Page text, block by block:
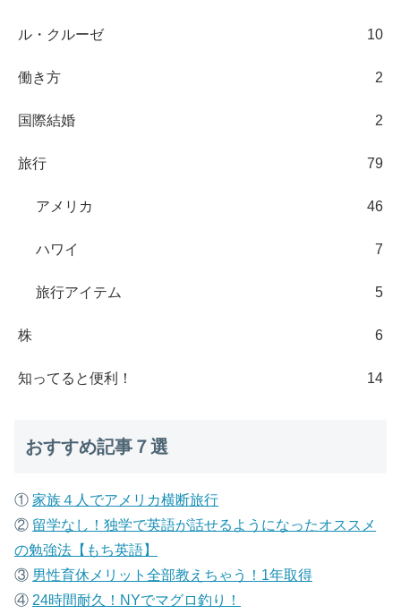
ル・クルーゼ 10
働き方 2
国際結婚 2
旅行 79
アメリカ 46
ハワイ 7
旅行アイテム 5
株 6
知ってると便利！ 14
おすすめ記事７選
① 家族４人でアメリカ横断旅行
② 留学なし！独学で英語が話せるようになったオススメ
の勉強法【もち英語】
③ 男性育休メリット全部教えちゃう！1年取得
④ 24時間耐久！NYでマグロ釣り！